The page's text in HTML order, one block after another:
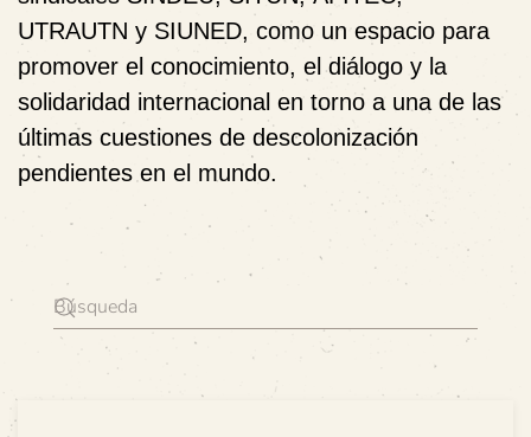
UTRAUTN y SIUNED, como un espacio para
promover el conocimiento, el diálogo y la
solidaridad internacional en torno a una de las
últimas cuestiones de descolonización
pendientes en el mundo.